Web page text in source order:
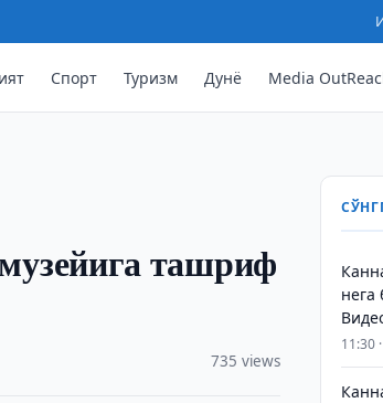
Спорт Туризм Дунё Media
ташриф
735 views
нега
11:30